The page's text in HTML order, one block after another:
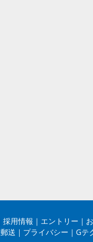
採用情報 ｜ エントリー ｜
郵送 ｜ プライバシー ｜ Gテ